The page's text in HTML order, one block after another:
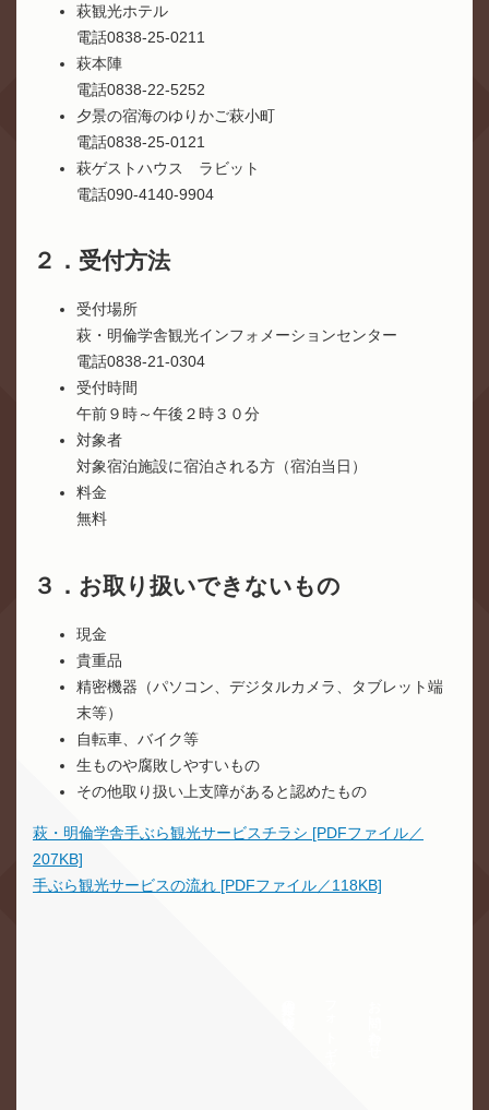
萩観光ホテル
電話0838-25-0211
萩本陣
電話0838-22-5252
夕景の宿海のゆりかご萩小町
電話0838-25-0121
萩ゲストハウス ラビット
電話090-4140-9904
２．受付方法
受付場所
萩・明倫学舎観光インフォメーションセンター
電話0838-21-0304
受付時間
午前９時～午後２時３０分
対象者
対象宿泊施設に宿泊される方（宿泊当日）
料金
無料
３．お取り扱いできないもの
現金
貴重品
精密機器（パソコン、デジタルカメラ、タブレット端
末等）
自転車、バイク等
生ものや腐敗しやすいもの
その他取り扱い上支障があると認めたもの
萩・明倫学舎手ぶら観光サービスチラシ [PDFファイル／
207KB]
手ぶら観光サービスの流れ [PDFファイル／118KB]